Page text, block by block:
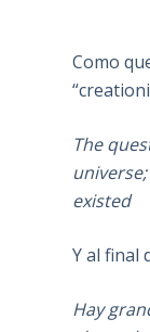
Como
The
existed
Y al final
Hay